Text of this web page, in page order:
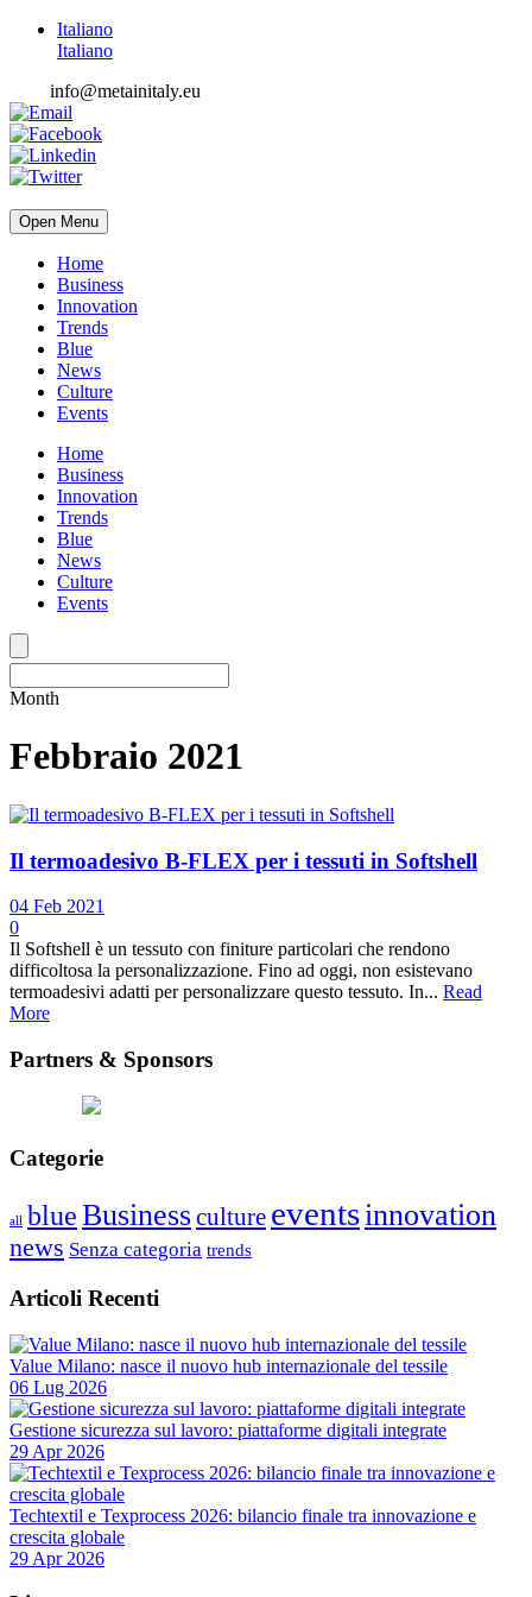
Italiano
Italiano
info@metainitaly.eu
Open Menu
Home
Business
Innovation
Trends
Blue
News
Culture
Events
Home
Business
Innovation
Trends
Blue
News
Culture
Events
Month
Febbraio 2021
Il termoadesivo B-FLEX per i tessuti in Softshell
04 Feb 2021
0
Il Softshell è un tessuto con finiture particolari che rendono
difficoltosa la personalizzazione. Fino ad oggi, non esistevano
termoadesivi adatti per personalizzare questo tessuto. In... Read
More
Partners & Sponsors
Categorie
all blueBusinessculture eventsinnovation
news Senza categoria trends
Articoli Recenti
Value Milano: nasce il nuovo hub internazionale del tessile
06 Lug 2026
Gestione sicurezza sul lavoro: piattaforme digitali integrate
29 Apr 2026
Techtextil e Texprocess 2026: bilancio finale tra innovazione e
crescita globale
29 Apr 2026